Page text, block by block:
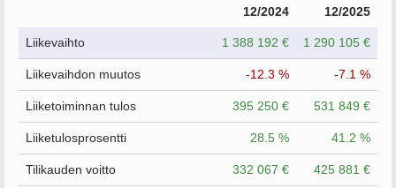
12/2024 12/2025
Liikevaihto 1 388 192 € 1 290 105 €
Liikevaihdon muutos -12.3 % -7.1 %
Liiketoiminnan tulos 395 250 € 531 849 €
Liiketulosprosentti 28.5 % 41.2 %
Tilikauden voitto 332 067 € 425 881 €